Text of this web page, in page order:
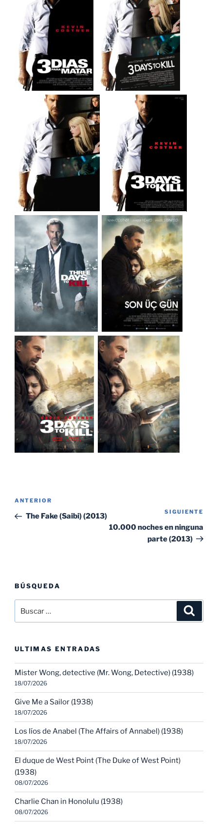
Navegación
entradas
Entrada
anterior:
ANTERIOR
The Fake (Saibi) (2013)
SIGUIENTE
10.000 noches en ninguna
parte (2013)
BÚSQUEDA
por:
ULTIMAS ENTRADAS
Mister Wong, detective (Mr. Wong, Detective) (1938)
18/07/2026
Give Me a Sailor (1938)
18/07/2026
Los líos de Anabel (The Affairs of Annabel) (1938)
18/07/2026
El duque de West Point (The Duke of West Point)
(1938)
08/07/2026
Charlie Chan in Honolulu (1938)
08/07/2026